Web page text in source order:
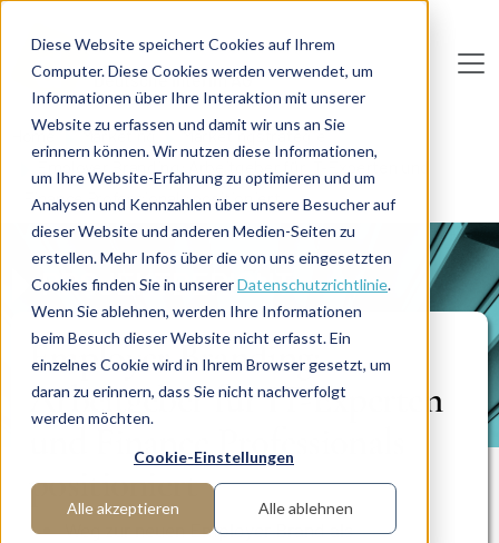
Diese Website speichert Cookies auf Ihrem
Computer. Diese Cookies werden verwendet, um
Informationen über Ihre Interaktion mit unserer
Website zu erfassen und damit wir uns an Sie
erinnern können. Wir nutzen diese Informationen,
um Ihre Website-Erfahrung zu optimieren und um
Analysen und Kennzahlen über unsere Besucher auf
dieser Website und anderen Medien-Seiten zu
erstellen. Mehr Infos über die von uns eingesetzten
Cookies finden Sie in unsererDatenschutzrichtlinie.
Wenn Sie ablehnen, werden Ihre Informationen
beim Besuch dieser Website nicht erfasst. Ein
einzelnes Cookie wird in Ihrem Browser gesetzt, um
daran zu erinnern, dass Sie nicht nachverfolgt
werden möchten.
Cookie-Einstellungen
Alle akzeptieren Alle ablehnen
Deutsc he InterimAG
Home Marketing
Marketingstrategie
Employer Branding: Arbeitgeber für IT-Experten und
Finance Professionals positioniert
PROJEKTBERICHT
Employer Branding:
Arbeitgeber für IT-Experten
und Finance Professionals
positioniert
Weg zur neuen Employer Brand als